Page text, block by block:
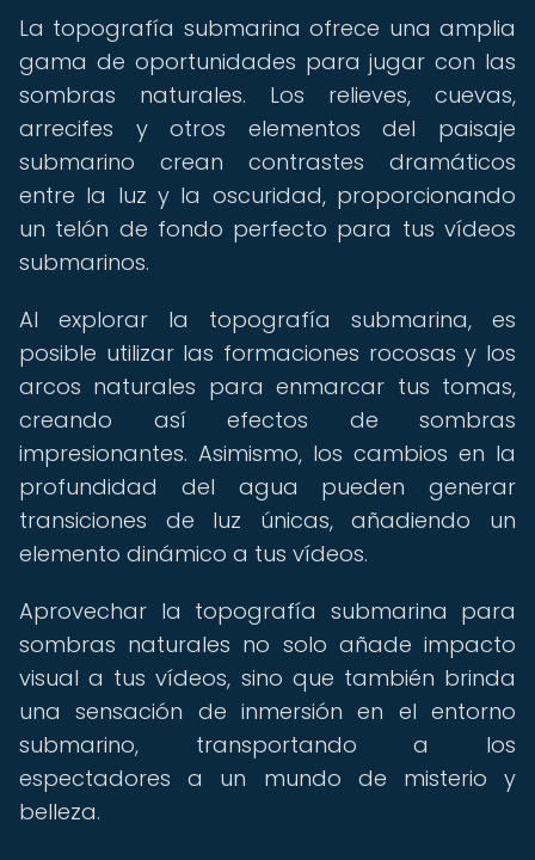
La topografía submarina ofrece una amplia
gama de oportunidades para jugar con las
sombras naturales. Los relieves, cuevas,
arrecifes y otros elementos del paisaje
submarino crean contrastes dramáticos
entre la luz y la oscuridad, proporcionando
un telón de fondo perfecto para tus vídeos
submarinos.
Al explorar la topografía submarina, es
posible utilizar las formaciones rocosas y los
arcos naturales para enmarcar tus tomas,
creando así efectos de sombras
impresionantes. Asimismo, los cambios en la
profundidad del agua pueden generar
transiciones de luz únicas, añadiendo un
elemento dinámico a tus vídeos.
Aprovechar la topografía submarina para
sombras naturales no solo añade impacto
visual a tus vídeos, sino que también brinda
una sensación de inmersión en el entorno
submarino, transportando a los
espectadores a un mundo de misterio y
belleza.